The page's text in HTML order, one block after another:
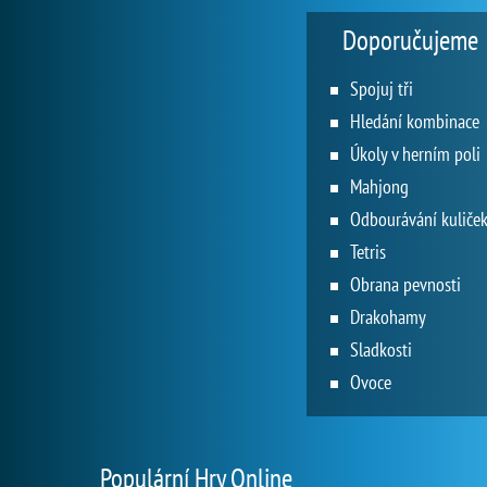
Doporučujeme
Spojuj tři
Hledání kombinace
Úkoly v herním poli
Mahjong
Odbourávání kuliček
Tetris
Obrana pevnosti
Drakohamy
Sladkosti
Ovoce
Populární Hry Online